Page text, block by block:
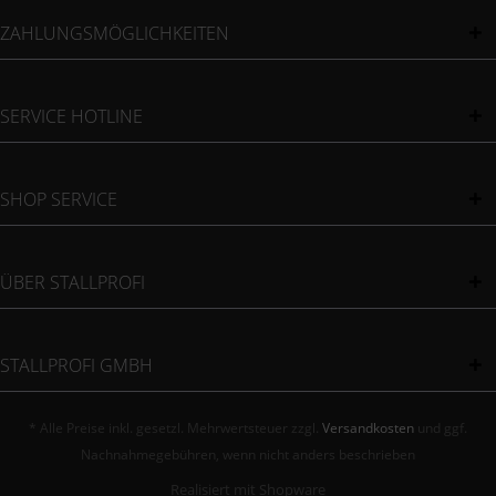
ZAHLUNGSMÖGLICHKEITEN
SERVICE HOTLINE
SHOP SERVICE
ÜBER STALLPROFI
STALLPROFI GMBH
* Alle Preise inkl. gesetzl. Mehrwertsteuer zzgl. Versandkosten und ggf.
Nachnahmegebühren, wenn nicht anders beschrieben
Realisiert mit Shopware